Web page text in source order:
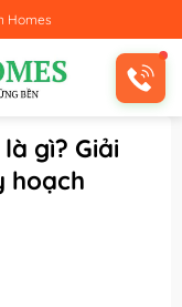
Homes
gì? Giải
hoạch